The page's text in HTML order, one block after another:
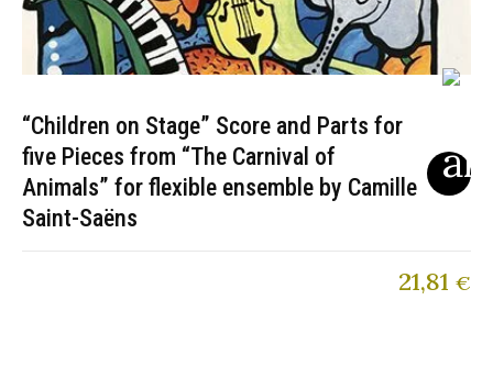
“Children on Stage” Score and Parts for
five Pieces from “The Carnival of
Animals” for flexible ensemble by Camille
Saint-Saëns
21,81 €